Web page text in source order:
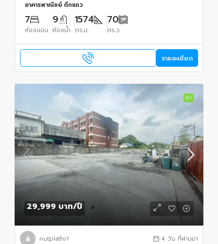
อาคารพาณิชย์ ตึกแถว
7
ห้องนอน
9
ห้องน้ำ
1574
ตร.ม.
70
ตร.ว.
รายละเอียด
เช่า
29,999 บาท/ปี
nutplatfo1 4 วัน ที่ผ่านมา